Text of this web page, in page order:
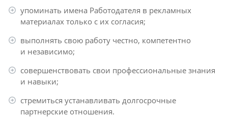
упоминать имена Работодателя в рекламных
материалах только с их согласия;
выполнять свою работу честно, компетентно
и независимо;
совершенствовать свои профессиональные знания
и навыки;
стремиться устанавливать долгосрочные
партнерские отношения.